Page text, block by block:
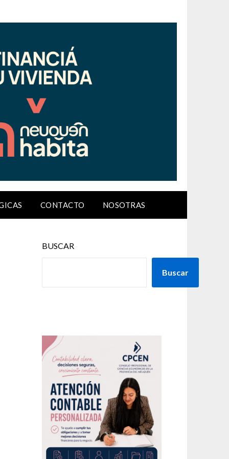
CONTACTO NOSOTRAS
BUSCAR
Buscar